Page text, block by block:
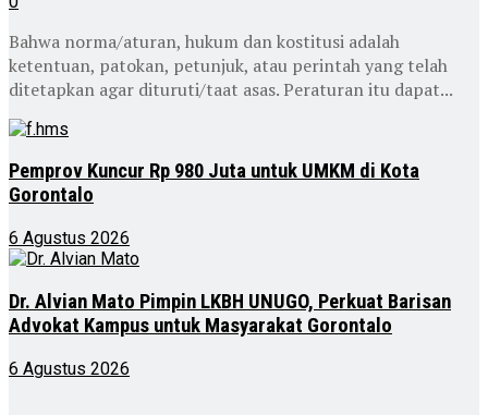
Bahwa norma/aturan, hukum dan kostitusi adalah
ketentuan, patokan, petunjuk, atau perintah yang telah
ditetapkan agar dituruti/taat asas. Peraturan itu dapat...
Pemprov Kuncur Rp 980 Juta untuk UMKM di Kota
Gorontalo
6 Agustus 2026
Dr. Alvian Mato Pimpin LKBH UNUGO, Perkuat Barisan
Advokat Kampus untuk Masyarakat Gorontalo
6 Agustus 2026